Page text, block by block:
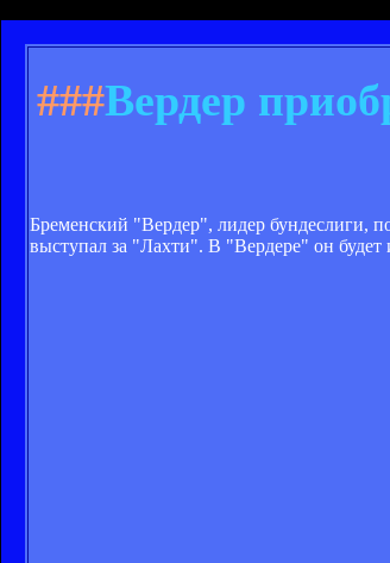
###Вердер
Бременский "Вердер", лидер бундеслиги,
выступал за "Лахти". В "Вердере" он будет